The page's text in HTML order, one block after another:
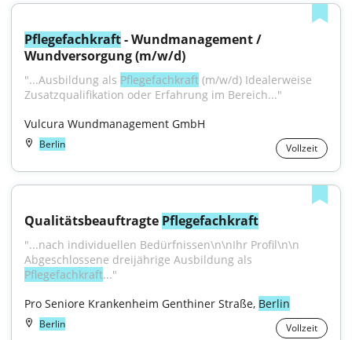
Pflegefachkraft - Wundmanagement /
Wundversorgung (m/w/d)
"...Ausbildung als Pflegefachkraft (m/w/d) Idealerweise
Zusatzqualifikation oder Erfahrung im Bereich..."
Vulcura Wundmanagement GmbH
Berlin Vollzeit
Qualitätsbeauftragte Pflegefachkraft
"...nach individuellen Bedürfnissen\n\nIhr Profil\n\n
Pflegefachkraft..."
Pro Seniore Krankenheim Genthiner Straße, Berlin
Berlin Vollzeit